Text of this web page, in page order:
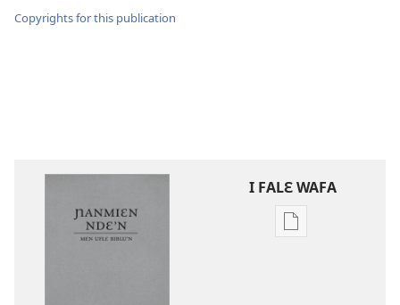
Copyrights for this publication
I FALƐ WAFA
Nga